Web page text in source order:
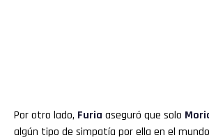
Por otro lado, Furia aseguró que solo
algún tipo de simpatía por ella en el